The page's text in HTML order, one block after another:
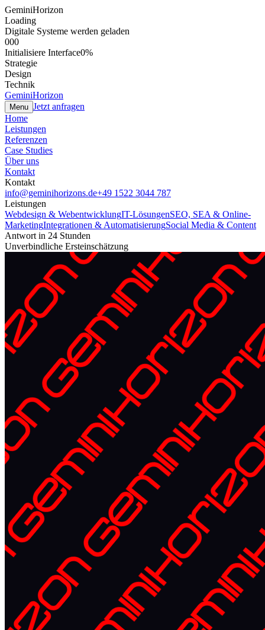
GeminiHorizon
Loading
Digitale Systeme werden geladen
000
Initialisiere Interface0%
Strategie
Design
Technik
GeminiHorizon
Menu Jetzt anfragen
Home
Leistungen
Referenzen
Case Studies
Über uns
Kontakt
Kontakt
info@geminihorizons.de+49 1522 3044 787
Leistungen
Webdesign & WebentwicklungIT-LösungenSEO, SEA & Online-
MarketingIntegrationen & AutomatisierungSocial Media & Content
Antwort in 24 Stunden
Unverbindliche Ersteinschätzung